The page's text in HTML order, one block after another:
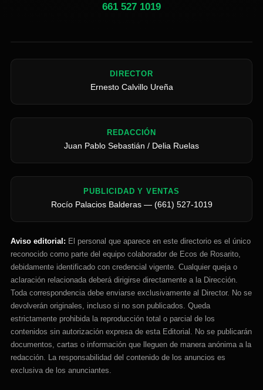
661 527 1019
DIRECTOR
Ernesto Calvillo Ureña
REDACCIÓN
Juan Pablo Sebastián / Delia Ruelas
PUBLICIDAD Y VENTAS
Rocío Palacios Balderas — (661) 527-1019
Aviso editorial: El personal que aparece en este directorio es el único
reconocido como parte del equipo colaborador de Ecos de Rosarito,
debidamente identificado con credencial vigente. Cualquier queja o
aclaración relacionada deberá dirigirse directamente a la Dirección.
Toda correspondencia debe enviarse exclusivamente al Director. No se
devolverán originales, incluso si no son publicados. Queda
estrictamente prohibida la reproducción total o parcial de los
contenidos sin autorización expresa de esta Editorial. No se publicarán
documentos, cartas o información que lleguen de manera anónima a la
redacción. La responsabilidad del contenido de los anuncios es
exclusiva de los anunciantes.